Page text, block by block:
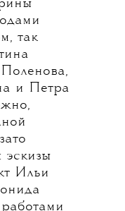
так
и Петра
эскизы
Ильи